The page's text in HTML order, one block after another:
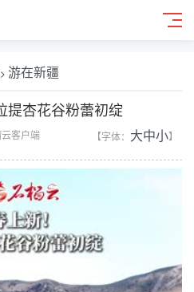
> 游在新疆
提杏花谷粉蕾初绽
客户端 【字体： 大中小】